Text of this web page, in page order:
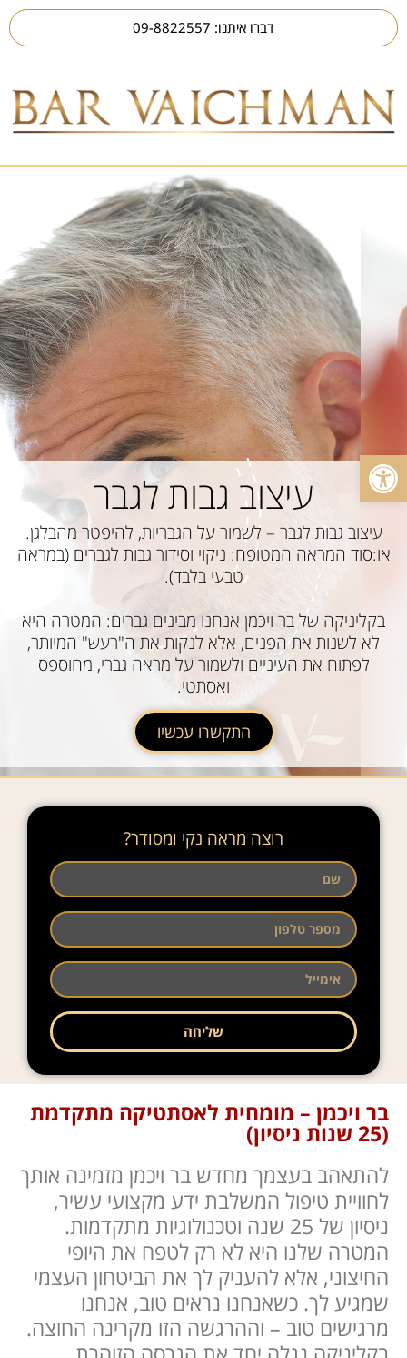
פתח סרגל נגישות
דברו איתנו: 09-8822557
עיצוב גבות לגבר
עיצוב גבות לגבר – לשמור על הגבריות, להיפטר מהבלגן.
או:סוד המראה המטופח: ניקוי וסידור גבות לגברים (במראה
טבעי בלבד).
בקליניקה של בר ויכמן אנחנו מבינים גברים: המטרה היא
לא לשנות את הפנים, אלא לנקות את ה"רעש" המיותר,
לפתוח את העיניים ולשמור על מראה גברי, מחוספס
ואסתטי.
התקשרו עכשיו
רוצה מראה נקי ומסודר?
שליחה
בר ויכמן – מומחית לאסתטיקה מתקדמת
(25 שנות ניסיון)
להתאהב בעצמך מחדש בר ויכמן מזמינה אותך
לחוויית טיפול המשלבת ידע מקצועי עשיר,
ניסיון של 25 שנה וטכנולוגיות מתקדמות.
המטרה שלנו היא לא רק לטפח את היופי
החיצוני, אלא להעניק לך את הביטחון העצמי
שמגיע לך. כשאנחנו נראים טוב, אנחנו
מרגישים טוב – וההרגשה הזו מקרינה החוצה.